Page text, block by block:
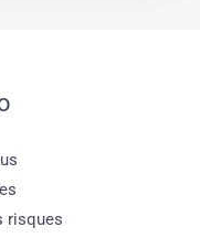
risques